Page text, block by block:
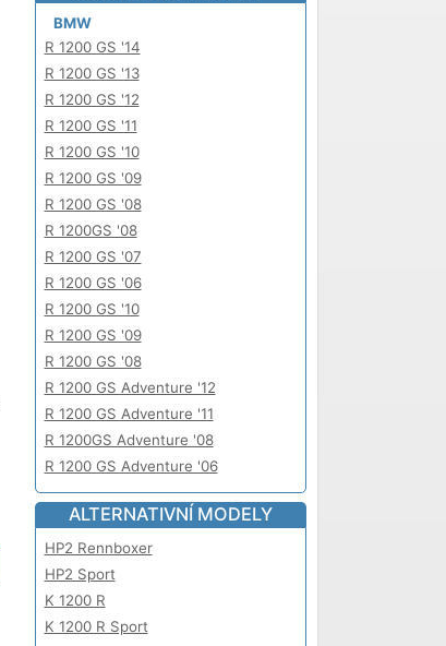
BMW
R 1200 GS '14
R 1200 GS '13
R 1200 GS '12
R 1200 GS '11
R 1200 GS '10
R 1200 GS '09
R 1200 GS '08
R 1200GS '08
R 1200 GS '07
R 1200 GS '06
R 1200 GS '10
R 1200 GS '09
R 1200 GS '08
R 1200 GS Adventure '12
R 1200 GS Adventure '11
R 1200GS Adventure '08
R 1200 GS Adventure '06
ALTERNATIVNÍ MODELY
HP2 Rennboxer
HP2 Sport
K 1200 R
K 1200 R Sport